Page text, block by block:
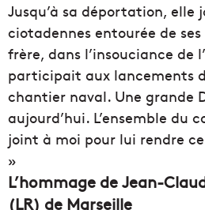
Jusqu’à sa déportation, elle
ciotadennes entourée de
frère, dans l’insouciance de
participait aux lancements
chantier naval. Une grande
aujourd’hui. L’ensemble du
joint à moi pour lui rendre
»
L’hommage de Jean-
(LR) de Marseille